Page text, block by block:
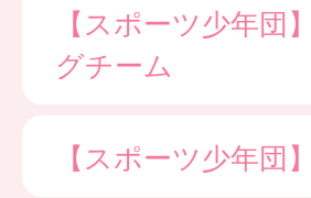
【スポーツ少年
グチーム
【スポーツ少年団